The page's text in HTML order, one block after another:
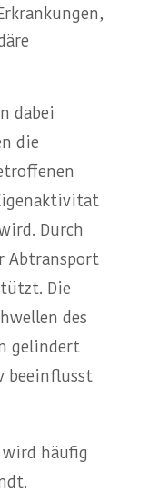
dabei
die
Durch
Abtransport
Die
des
gelindert
beeinflusst
häufig